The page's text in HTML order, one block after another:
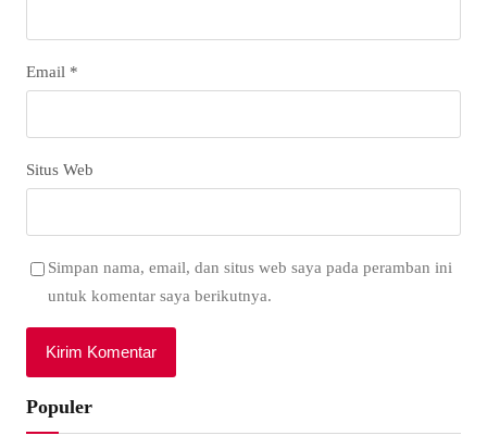
Email *
Situs Web
Simpan nama, email, dan situs web saya pada peramban ini
untuk komentar saya berikutnya.
Populer